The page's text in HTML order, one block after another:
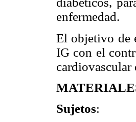
enfermedad.
El objetivo de
IG con el
cardiovascular
Sujetos: